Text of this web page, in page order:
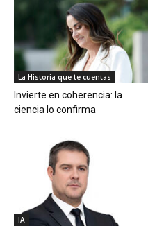
La Historia que te cuentas
Invierte en coherencia: la
ciencia lo confirma
IA